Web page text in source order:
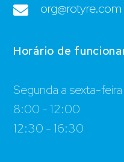
org@rotyre.com
Horário de
Segunda a sexta-feira
8:00 - 12:00
12:30 - 16:30